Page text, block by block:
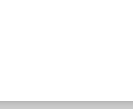
(m/w/d)